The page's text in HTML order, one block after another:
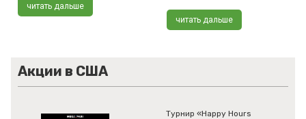
читать дальше
читать дальше
Акции в США
Турнир «Happy Hours